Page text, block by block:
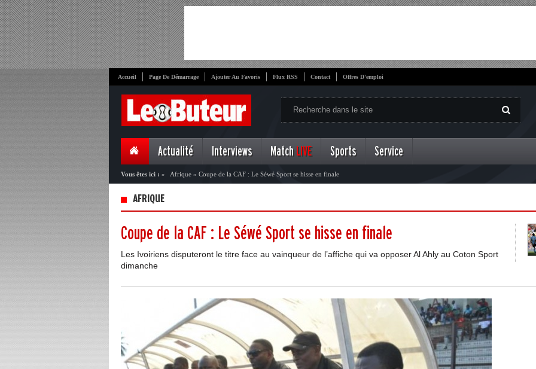
Accueil Page De Démarrage Ajouter Au Favoris Flux RSS Contact Offres D'emploi
Actualité Interviews Match LIVE Sports Service
Vous êtes ici : » Afrique » Coupe de la CAF : Le Séwé Sport se hisse en finale
AFRIQUE
Coupe de la CAF : Le Séwé Sport se hisse en finale
Les Ivoiriens disputeront le titre face au vainqueur de l’affiche qui va opposer Al Ahly au Coton Sport
dimanche